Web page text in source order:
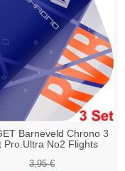
Barneveld Chrono 3
Pro.Ultra No2 Flights
3,95 €